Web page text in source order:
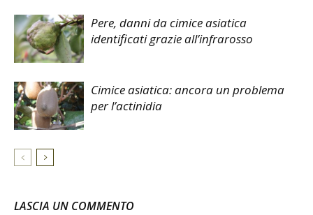
Pere, danni da cimice asiatica
identificati grazie all’infrarosso
Cimice asiatica: ancora un problema
per l’actinidia
LASCIA UN COMMENTO